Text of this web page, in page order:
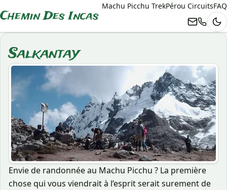
Chemin Des Incas
Machu Picchu TrekPérou CircuitsFAQ
Salkantay
Envie de randonnée au Machu Picchu ? La première
chose qui vous viendrait à l’esprit serait surement de